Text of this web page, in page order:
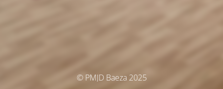
© PMJD Baeza 2025